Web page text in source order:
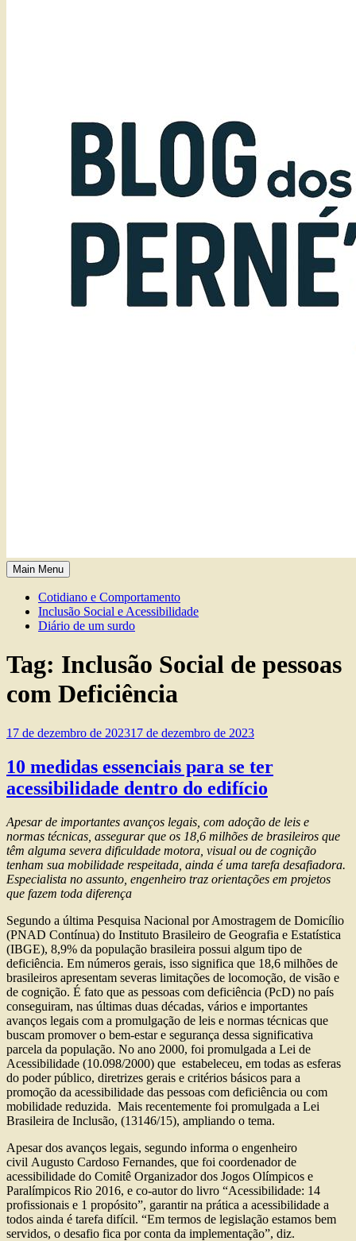
Main Menu
Cotidiano e Comportamento
Inclusão Social e Acessibilidade
Diário de um surdo
Tag: Inclusão Social de pessoas
com Deficiência
17 de dezembro de 202317 de dezembro de 2023
10 medidas essenciais para se ter
acessibilidade dentro do edifício
Apesar de importantes avanços legais, com adoção de leis e
normas técnicas, assegurar que os 18,6 milhões de brasileiros que
têm alguma severa dificuldade motora, visual ou de cognição
tenham sua mobilidade respeitada, ainda é uma tarefa desafiadora.
Especialista no assunto, engenheiro traz orientações em projetos
que fazem toda diferença
Segundo a última Pesquisa Nacional por Amostragem de Domicílio
(PNAD Contínua) do Instituto Brasileiro de Geografia e Estatística
(IBGE), 8,9% da população brasileira possui algum tipo de
deficiência. Em números gerais, isso significa que 18,6 milhões de
brasileiros apresentam severas limitações de locomoção, de visão e
de cognição. É fato que as pessoas com deficiência (PcD) no país
conseguiram, nas últimas duas décadas, vários e importantes
avanços legais com a promulgação de leis e normas técnicas que
buscam promover o bem-estar e segurança dessa significativa
parcela da população. No ano 2000, foi promulgada a Lei de
Acessibilidade (10.098/2000) que estabeleceu, em todas as esferas
do poder público, diretrizes gerais e critérios básicos para a
promoção da acessibilidade das pessoas com deficiência ou com
mobilidade reduzida. Mais recentemente foi promulgada a Lei
Brasileira de Inclusão, (13146/15), ampliando o tema.
Apesar dos avanços legais, segundo informa o engenheiro
civil Augusto Cardoso Fernandes, que foi coordenador de
acessibilidade do Comitê Organizador dos Jogos Olímpicos e
Paralímpicos Rio 2016, e co-autor do livro “Acessibilidade: 14
profissionais e 1 propósito”, garantir na prática a acessibilidade a
todos ainda é tarefa difícil. “Em termos de legislação estamos bem
servidos, o desafio fica por conta da implementação”, diz.